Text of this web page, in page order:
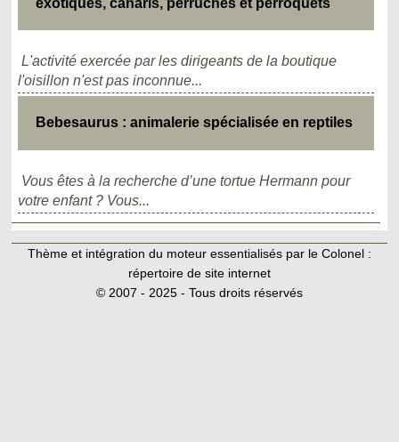
exotiques, canaris, perruches et perroquets
L'activité exercée par les dirigeants de la boutique
l'oisillon n'est pas inconnue...
Bebesaurus : animalerie spécialisée en reptiles
Vous êtes à la recherche d’une tortue Hermann pour
votre enfant ? Vous...
Thème et intégration du moteur essentialisés par le Colonel :
répertoire de site internet
© 2007 - 2025 - Tous droits réservés